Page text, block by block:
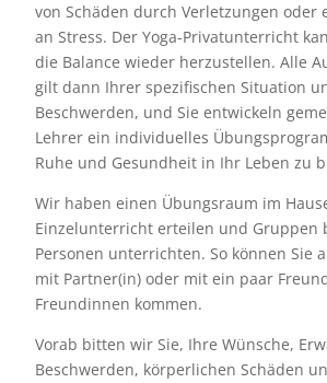
von Schäden durch Verletzungen oder
an Stress. Der Yoga-Privatunterricht
die Balance wieder herzustellen. Alle
gilt dann Ihrer spezifischen Situation
Beschwerden, und Sie entwickeln
Lehrer ein individuelles
Ruhe und Gesundheit in Ihr Leben zu
Wir haben einen Übungsraum im
Einzelunterricht erteilen und Gruppen
Personen unterrichten. So können Sie
mit Partner(in) oder mit ein paar
Freundinnen kommen.
Vorab bitten wir Sie, Ihre Wünsche,
Beschwerden, körperlichen Schäden